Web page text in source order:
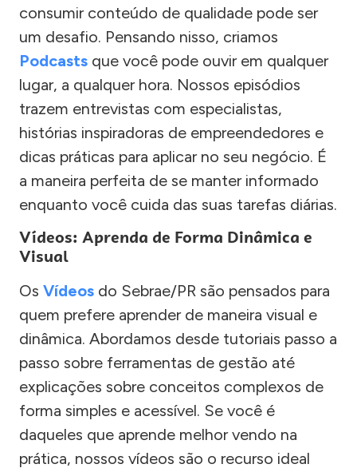
consumir conteúdo de qualidade pode ser
um desafio. Pensando nisso, criamos
Podcasts que você pode ouvir em qualquer
lugar, a qualquer hora. Nossos episódios
trazem entrevistas com especialistas,
histórias inspiradoras de empreendedores e
dicas práticas para aplicar no seu negócio. É
a maneira perfeita de se manter informado
enquanto você cuida das suas tarefas diárias.
Vídeos: Aprenda de Forma Dinâmica e
Visual
Os Vídeos do Sebrae/PR são pensados para
quem prefere aprender de maneira visual e
dinâmica. Abordamos desde tutoriais passo a
passo sobre ferramentas de gestão até
explicações sobre conceitos complexos de
forma simples e acessível. Se você é
daqueles que aprende melhor vendo na
prática, nossos vídeos são o recurso ideal